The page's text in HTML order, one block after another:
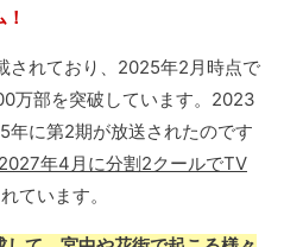
されており、2025年2月時点で
万部を突破しています。2023
年に第2期が放送されたのです
年4月に分割2クールでTV
ています。